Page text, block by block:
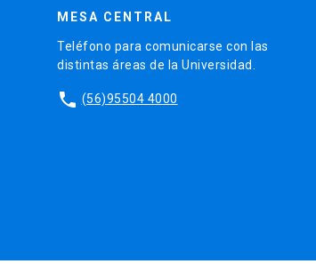
MESA CENTRAL
Teléfono para comunicarse con las
distintas áreas de la Universidad.
phone (56)95504 4000